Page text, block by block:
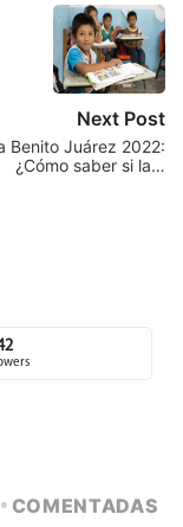
Next Post
Benito Juárez 2022:
¿Cómo saber si la…
COMENTADAS